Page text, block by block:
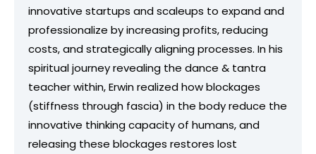
innovative startups and scaleups to expand and
professionalize by increasing profits, reducing
costs, and strategically aligning processes. In his
spiritual journey revealing the dance & tantra
teacher within, Erwin realized how blockages
(stiffness through fascia) in the body reduce the
innovative thinking capacity of humans, and
releasing these blockages restores lost